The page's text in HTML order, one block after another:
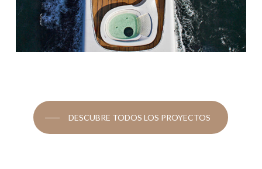
DESCUBRE TODOS LOS PROYECTOS